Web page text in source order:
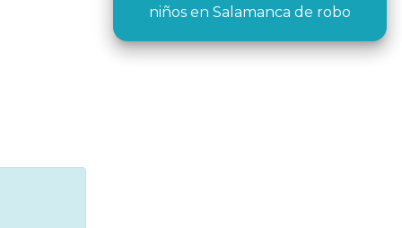
niños en Salamanca de robo